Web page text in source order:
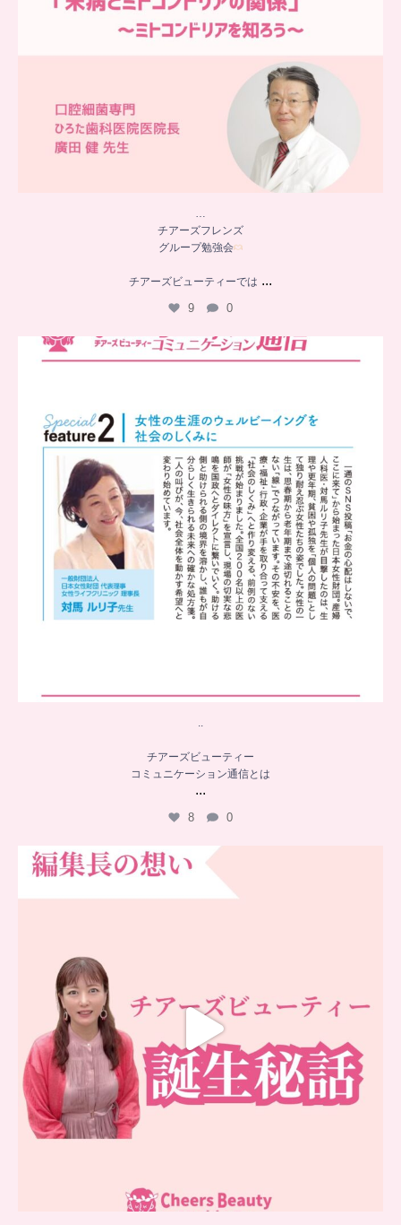
…
チアーズフレンズ
グループ勉強会
チアーズビューティーでは ...
9 0
..
8
..
チアーズビューティー
コミュニケーション通信とは
...
8 0
チアーズビューティー誕生秘話